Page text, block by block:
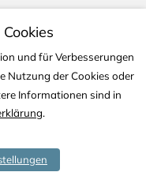
und für Verbesserungen
Nutzung der Cookies oder
Informationen sind in
.